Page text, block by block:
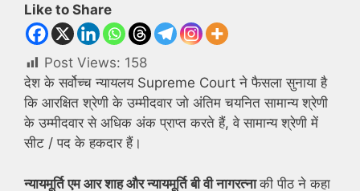
Like to Share
Post Views: 158
देश के सर्वोच्च न्यायलय Supreme Court ने फैसला सुनाया है
कि आरक्षित श्रेणी के उम्मीदवार जो अंतिम चयनित सामान्य श्रेणी
के उम्मीदवार से अधिक अंक प्राप्त करते हैं, वे सामान्य श्रेणी में
सीट / पद के हकदार हैं।
न्यायमूर्ति एम आर शाह और न्यायमूर्ति बी वी नागरत्नाकी पीठ ने कहा